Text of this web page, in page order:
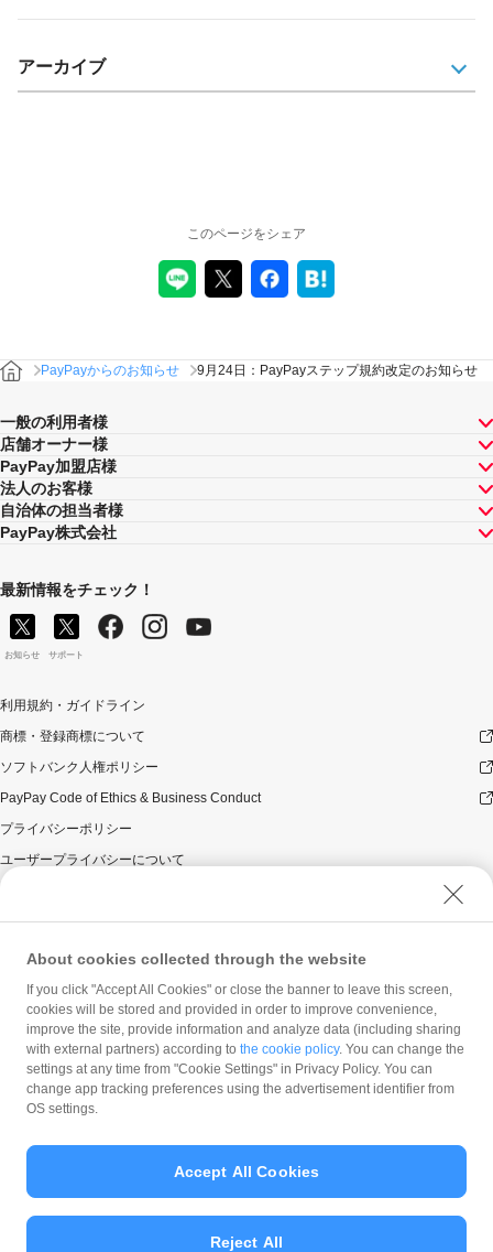
アーカイブ
このページをシェア
PayPayからのお知らせ 9月24日：PayPayステップ規約改定のお知らせ
一般の利用者様
店舗オーナー様
PayPay加盟店様
法人のお客様
自治体の担当者様
PayPay株式会社
最新情報をチェック！
お知らせ サポート
利用規約・ガイドライン
商標・登録商標について
ソフトバンク人権ポリシー
PayPay Code of Ethics & Business Conduct
プライバシーポリシー
ユーザープライバシーについて
ウェブサイト利用規約
反社会的勢力に対する方針
勧誘方針
マネロン等基本方針
カスタマーハラスメントに関する当社の考え方
© PayPay Corporation
About cookies collected through the website
If you click "Accept All Cookies" or close the banner to leave this screen,
cookies will be stored and provided in order to improve convenience,
improve the site, provide information and analyze data (including sharing
with external partners) according to the cookie policy. You can change the
settings at any time from "Cookie Settings" in Privacy Policy. You can
change app tracking preferences using the advertisement identifier from
OS settings.
Reject All
Accept All Cookies